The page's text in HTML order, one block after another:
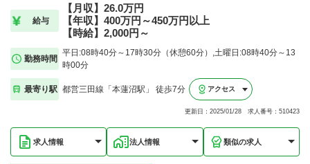
給与
【月収】26.0万円
【年収】400万円～450万円以上
【時給】2,000円～
勤務時間
平日:08時40分～17時30分（休憩60分）,土曜日:08時40分～13
時00分
最寄り駅 都営三田線「本蓮沼駅」 徒歩7分 アクセス
更新日：2025/01/28 求人番号：510423
求人情報 法人情報 類似の求人